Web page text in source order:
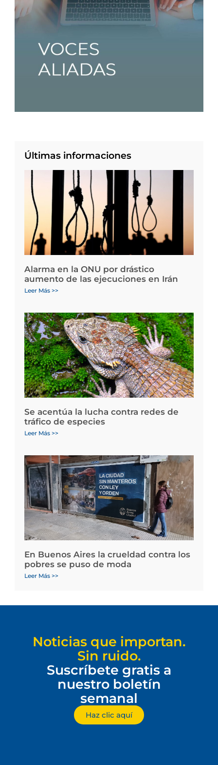
Últimas informaciones
Alarma en la ONU por drástico
aumento de las ejecuciones en Irán
Leer Más >>
Se acentúa la lucha contra redes de
tráfico de especies
Leer Más >>
En Buenos Aires la crueldad contra los
pobres se puso de moda
Leer Más >>
Noticias que importan.
Sin ruido.
Suscríbete gratis a
nuestro boletín
semanal
Haz clic aquí